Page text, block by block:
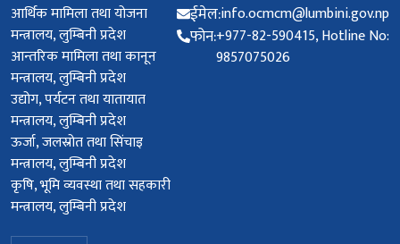
आर्थिक मामिला तथा योजना
मन्त्रालय, लुम्बिनी प्रदेश
आन्तरिक मामिला तथा कानून
मन्त्रालय, लुम्बिनी प्रदेश
उद्योग, पर्यटन तथा यातायात
मन्त्रालय, लुम्बिनी प्रदेश
ऊर्जा, जलस्रोत तथा सिंचाइ
मन्त्रालय, लुम्बिनी प्रदेश
कृषि, भूमि व्यवस्था तथा सहकारी
मन्त्रालय, लुम्बिनी प्रदेश
ईमेल:info.ocmcm@lumbini.gov.np
फोन:+977-82-590415, Hotline No:
9857075026